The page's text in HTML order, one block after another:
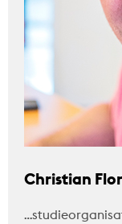
Christian